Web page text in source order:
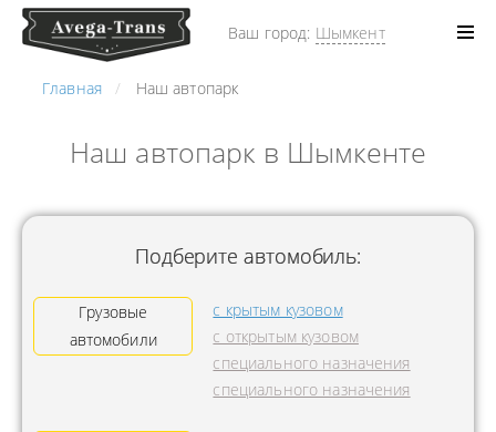
Ваш город: Шымкент
Главная Наш автопарк
Наш автопарк в Шымкенте
Подберите автомобиль:
Грузовые
автомобили
с крытым кузовом
с открытым кузовом
специального назначения
специального назначения